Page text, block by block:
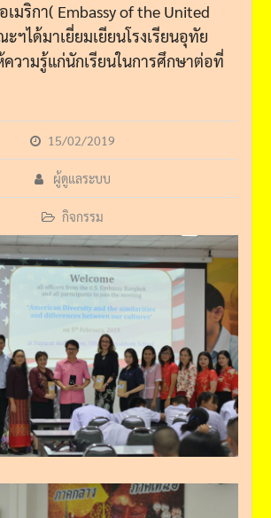
มริกา( Embassy of the United
ฯได้มาเยี่ยมเยียนโรงเรียนอุทัย
วามรู้แก่นักเรียนในการศึกษาต่อที่
15/02/2019
ผู้ดูแลระบบ
กิจกรรม